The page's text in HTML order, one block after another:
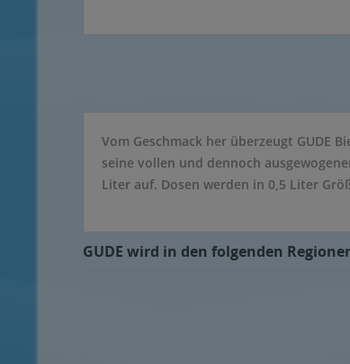
Vom Geschmack her überzeugt GUDE
seine vollen und dennoch
Liter auf. Dosen werden in 0,5 Liter
GUDE wird in den folgenden